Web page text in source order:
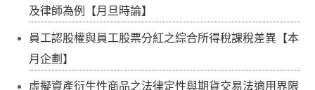
及律師為例【月旦時論】
員工認股權與員工股票分紅之綜合所得稅課稅差異【本
月企劃】
虛擬資產衍生性商品之法律定性與期貨交易法適用界限